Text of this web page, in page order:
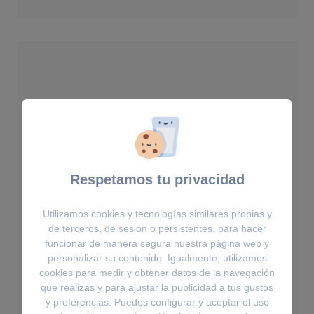
Respetamos tu privacidad
Utilizamos cookies y tecnologías similares propias y
de terceros, de sesión o persistentes, para hacer
funcionar de manera segura nuestra página web y
personalizar su contenido. Igualmente, utilizamos
cookies para medir y obtener datos de la navegación
que realizas y para ajustar la publicidad a tus gustos
y preferencias. Puedes configurar y aceptar el uso